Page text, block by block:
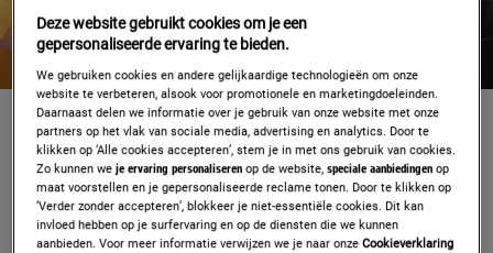
SOORTEN KOOKPLATEN
Inductiekookplaten– De snelste in opwarmen,
afkoelen en reageren op temperatuurwijzigingen.
Verwarmen enkel de oppervlakte onder uw potten en
pannen, terwijl het omliggende oppervlak koel blijft.
Deze website gebruikt cookies om je een
gepersonaliseerde ervaring te bieden.
We gebruiken cookies en andere gelijkaardige technologieën om onze
website te verbeteren, alsook voor promotionele en marketingdoeleinden.
Daarnaast delen we informatie over je gebruik van onze website met onze
partners op het vlak van sociale media, advertising en analytics. Door te
klikken op ‘Alle cookies accepteren’, stem je in met ons gebruik van cookies.
Zo kunnen weje ervaring personaliseren op de website,speciale aanbiedingen op
maat voorstellen en je gepersonaliseerde reclame tonen. Door te klikken op
‘Verder zonder accepteren’, blokkeer je niet-essentiële cookies. Dit kan
invloed hebben op je surfervaring en op de diensten die we kunnen
aanbieden. Voor meer informatie verwijzen we je naar onzeCookieverklaring